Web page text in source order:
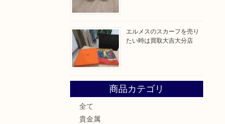
エルメスのスカーフを売り
たい時は買取大吉大分店
商品カテゴリ
全て
貴金属